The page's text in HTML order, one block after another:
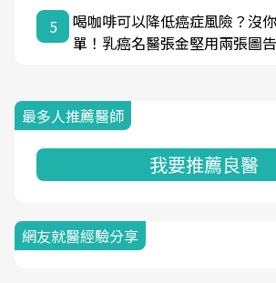
5
喝咖啡可以降低癌症風險？沒
單！乳癌名醫張金堅用兩張圖
最多人推薦醫師
我要推薦良醫
網友就醫經驗分享